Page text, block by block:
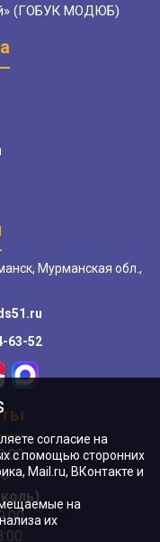
(ГОБУК МОДЮБ)
Мурманская обл.,
63-52
:
согласие на
с помощью сторонних
Mail.ru, ВКонтакте и
на
их